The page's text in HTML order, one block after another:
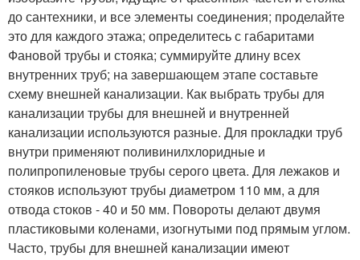
до сантехники, и все элементы соединения; проделайте
это для каждого этажа; определитесь с габаритами
Фановой трубы и стояка; суммируйте длину всех
внутренних труб; на завершающем этапе составьте
схему внешней канализации. Как выбрать трубы для
канализации трубы для внешней и внутренней
канализации используются разные. Для прокладки труб
внутри применяют поливинилхлоридные и
полипропиленовые трубы серого цвета. Для лежаков и
стояков используют трубы диаметром 110 мм, а для
отвода стоков - 40 и 50 мм. Повороты делают двумя
пластиковыми коленами, изогнутыми под прямым углом.
Часто, трубы для внешней канализации имеют